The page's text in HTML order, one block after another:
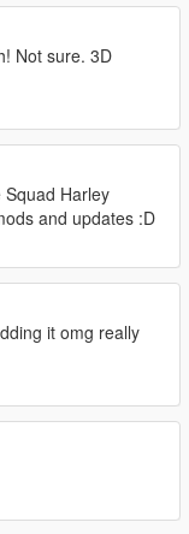
Not sure. 3D
Squad Harley
and updates :D
it omg really